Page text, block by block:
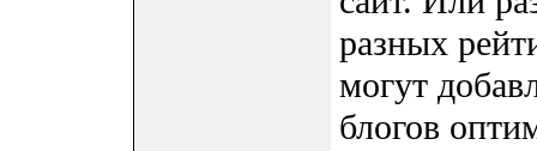
разных
могут
блогов